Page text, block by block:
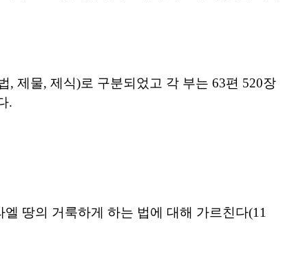
, 제물, 제식)로 구분되었고 각 부는 63편 520장
.
땅의 거룩하게 하는 법에 대해 가르친다(11